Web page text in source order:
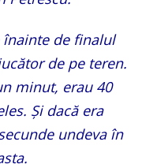
înainte de finalul
de pe teren.
minut, erau 40
Și dacă era
undeva în